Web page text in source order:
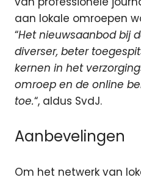
aan lokale omroepen
“Het nieuwsaanbod bij
diverser, beter
kernen in het
omroep en de online
toe.“, aldus SvdJ.
Aanbevelingen
Om het netwerk van